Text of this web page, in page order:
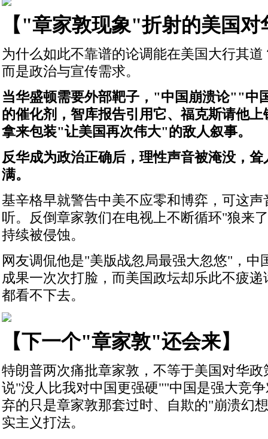
【"章家敦现象"折射的美国对
为什么如此不靠谱的论调能在美国大行其
而是政治与宣传需求。
当华盛顿需要外部靶子，"中国崩溃论""中
的催化剂，智库报告引用它、福克斯请他
拿来包装"让美国再次伟大"的敌人叙事。
反华成为政治正确后，理性声音被淹没，
满。
基辛格早就警告中美不应零和博弈，可这
听。反倒章家敦们在电视上不断循环"狼来
持续被侵蚀。
网友调侃他是"美版战忽局最强大忽悠"，中
成果一次次打脸，而美国政坛却乐此不疲
都看不下去。
【下一个"章家敦"还会来】
特朗普两次痛批章家敦，不等于美国对华
说"没人比我对中国更强硬""中国是强大竞
弃的只是章家敦那套过时、自欺的"崩溃幻
实主义打法。